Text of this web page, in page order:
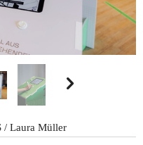

/ Laura Müller